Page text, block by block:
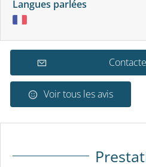
Langues parlées
Voir tous les avis